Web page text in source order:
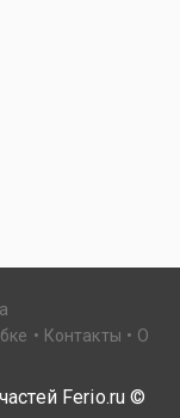
Контакты
О
Ferio.ru ©